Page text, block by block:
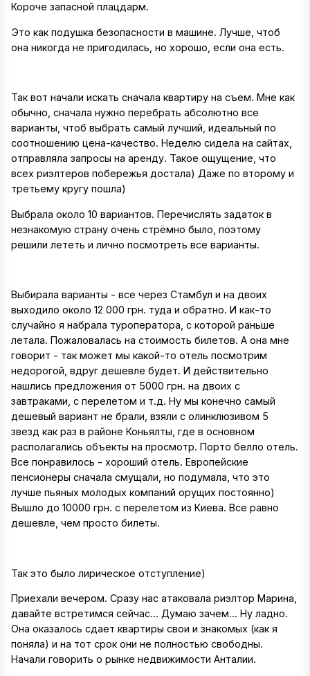
Короче запасной плацдарм.
Это как подушка безопасности в машине. Лучше, чтоб
она никогда не пригодилась, но хорошо, если она есть.
Так вот начали искать сначала квартиру на съем. Мне как
обычно, сначала нужно перебрать абсолютно все
варианты, чтоб выбрать самый лучший, идеальный по
соотношению цена-качество. Неделю сидела на сайтах,
отправляла запросы на аренду. Такое ощущение, что
всех риэлтеров побережья достала) Даже по второму и
третьему кругу пошла)
Выбрала около 10 вариантов. Перечислять задаток в
незнакомую страну очень стрёмно было, поэтому
решили лететь и лично посмотреть все варианты.
Выбирала варианты - все через Стамбул и на двоих
выходило около 12 000 грн. туда и обратно. И как-то
случайно я набрала туроператора, с которой раньше
летала. Пожаловалась на стоимость билетов. А она мне
говорит - так может мы какой-то отель посмотрим
недорогой, вдруг дешевле будет. И действительно
нашлись предложения от 5000 грн. на двоих с
завтраками, с перелетом и т.д. Ну мы конечно самый
дешевый вариант не брали, взяли с олинклюзивом 5
звезд как раз в районе Коньялты, где в основном
располагались объекты на просмотр. Порто белло отель.
Все понравилось - хороший отель. Европейские
пенсионеры сначала смущали, но подумала, что это
лучше пьяных молодых компаний орущих постоянно)
Вышло до 10000 грн. с перелетом из Киева. Все равно
дешевле, чем просто билеты.
Так это было лирическое отступление)
Приехали вечером. Сразу нас атаковала риэлтор Марина,
давайте встретимся сейчас... Думаю зачем... Ну ладно.
Она оказалось сдает квартиры свои и знакомых (как я
поняла) и на тот срок они не полностью свободны.
Начали говорить о рынке недвижимости Анталии.